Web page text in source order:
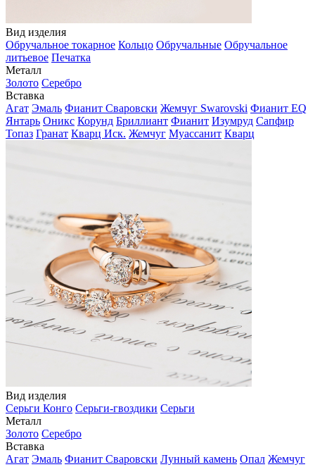
Вид изделия
Обручальное токарное Кольцо Обручальные Обручальное
литьевое Печатка
Металл
Золото Серебро
Вставка
Агат Эмаль Фианит Сваровски Жемчуг Swarovski Фианит EQ
Янтарь Оникс Корунд Бриллиант Фианит Изумруд Сапфир
Топаз Гранат Кварц Иск. Жемчуг Муассанит Кварц
Вид изделия
Серьги Конго Серьги-гвоздики Серьги
Металл
Золото Серебро
Вставка
Агат Эмаль Фианит Сваровски Лунный камень Опал Жемчуг